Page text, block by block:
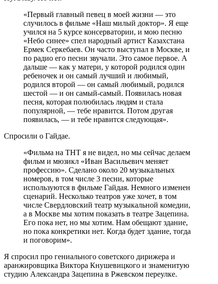
«Первый главный певец в моей жизни — это
случилось в фильме «Наш милый доктор». Я еще
учился на 5 курсе консерватории, и мою песню
«Небо синее» спел народный артист Казахстана
Ермек Серкебаев. Он часто выступал в Москве, и
по радио его песни звучали. Это самое первое. А
дальше — как у матери, у которой родился один
ребеночек и он самый лучший и любимый,
родился второй — он самый любимый, родился
шестой — и он самый-самый. Появилась новая
песня, которая полюбилась людям и стала
популярной, — тебе нравится. Потом другая
появилась, — и тебе нравится следующая».
Спросили о Гайдае.
«Фильма на ТНТ я не видел, но мы сейчас делаем
фильм и мюзикл «Иван Васильевич меняет
профессию». Сделано около 20 музыкальных
номеров, в том числе 3 песни, которые
используются в фильме Гайдая. Немного изменен
сценарий. Несколько театров уже хочет, в том
числе Свердловский театр музыкальной комедии,
а в Москве мы хотим показать в театре Зацепина.
Его пока нет, но мы хотим. Нам обещают здание,
но пока конкретики нет. Когда будет здание, тогда
и поговорим».
Я спросил про гениального советского дирижера и
аранжировщика Виктора Кнушевицкого и знаменитую
студию Александра Зацепина в Ржевском переулке.